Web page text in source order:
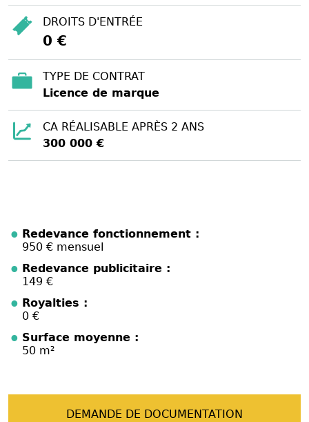
DROITS D'ENTRÉE
0 €
TYPE DE CONTRAT
Licence de marque
CA RÉALISABLE APRÈS 2 ANS
300 000 €
Redevance fonctionnement :
950 € mensuel
Redevance publicitaire :
149 €
Royalties :
0 €
Surface moyenne :
50 m²
DEMANDE DE DOCUMENTATION